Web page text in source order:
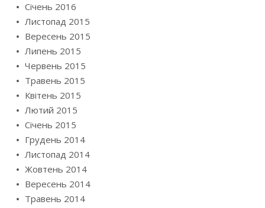
Січень 2016
Листопад 2015
Вересень 2015
Липень 2015
Червень 2015
Травень 2015
Квітень 2015
Лютий 2015
Січень 2015
Грудень 2014
Листопад 2014
Жовтень 2014
Вересень 2014
Травень 2014